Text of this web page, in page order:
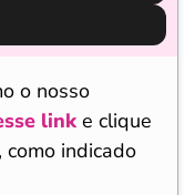
o nosso
linke clique
como indicado